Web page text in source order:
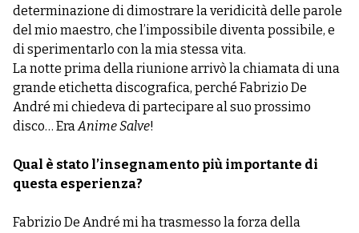
determinazione di dimostrare la veridicità delle parole
del mio maestro, che l’impossibile diventa possibile, e
di sperimentarlo con la mia stessa vita.
La notte prima della riunione arrivò la chiamata di una
grande etichetta discografica, perché Fabrizio De
André mi chiedeva di partecipare al suo prossimo
disco… EraAnime Salve!
Qual è stato l’insegnamento più importante di
questa esperienza?
Fabrizio De André mi ha trasmesso la forza della